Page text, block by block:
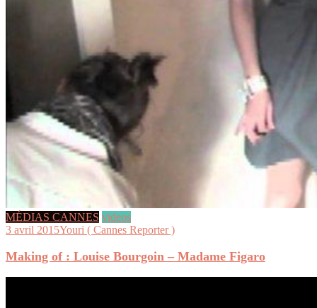
MÉDIAS CANNES videos
3 avril 2015Youri ( Cannes Reporter )
Making of : Louise Bourgoin – Madame Figaro